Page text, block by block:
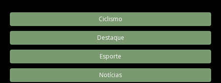
Ciclismo
Destaque
Esporte
Notícias